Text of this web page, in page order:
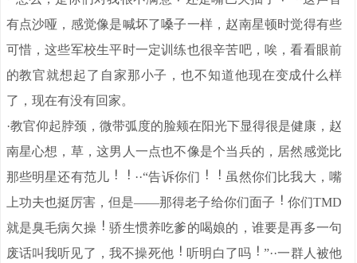
有点沙哑，感觉像是喊坏了嗓子一样，赵南星顿时觉得有些
可惜，这些军校生平时一定训练也很辛苦吧，唉，看看眼前
的教官就想起了自家那小子，也不知道他现在变成什么样
了，现在有没有回家。
·教官仰起脖颈，微带弧度的脸颊在阳光下显得很是健康，赵
南星心想，草，这男人一点也不像是个当兵的，居然感觉比
那些明星还有范儿
··“告诉你们
虽然你们比我大，嘴
上功夫也挺厉害，但是——那得老子给你们面子
你们TMD
就是臭毛病欠操
骄生惯养吃爹的喝娘的，谁要是再多一句
废话叫我听见了，我不操死他
听明白了吗
”··一群人被他